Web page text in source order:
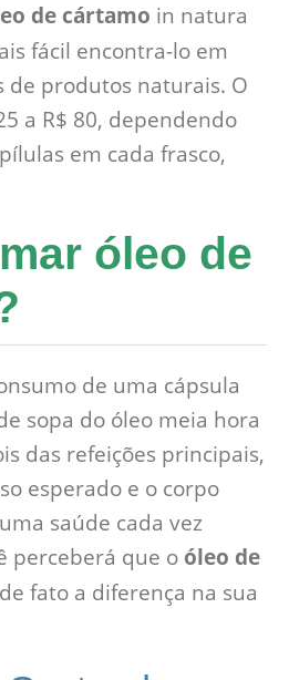
de cártamo in natura
fácil encontra-lo em
de produtos naturais. O
a R$ 80, dependendo
em cada frasco,
óleo de
de uma cápsula
sopa do óleo meia hora
das refeições principais,
esperado e o corpo
saúde cada vez
perceberá que o óleo de
fato a diferença na sua